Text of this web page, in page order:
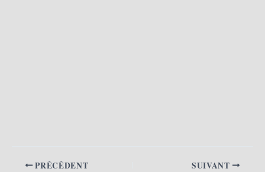
PRÉCÉDENT SUIVANT